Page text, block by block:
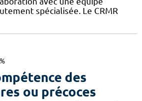
spécialisée. Le CRMR
des
ou précoces